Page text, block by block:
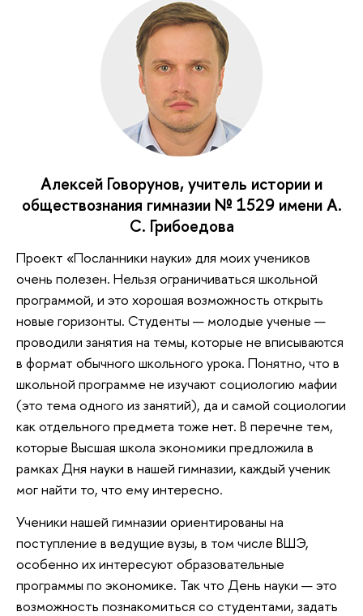
Алексей Говорунов, учитель истории и
обществознания гимназии № 1529 имени А.
С. Грибоедова
Проект «Посланники науки» для моих учеников
очень полезен. Нельзя ограничиваться школьной
программой, и это хорошая возможность открыть
новые горизонты. Студенты — молодые ученые —
проводили занятия на темы, которые не вписываются
в формат обычного школьного урока. Понятно, что в
школьной программе не изучают социологию мафии
(это тема одного из занятий), да и самой социологии
как отдельного предмета тоже нет. В перечне тем,
которые Высшая школа экономики предложила в
рамках Дня науки в нашей гимназии, каждый ученик
мог найти то, что ему интересно.
Ученики нашей гимназии ориентированы на
поступление в ведущие вузы, в том числе ВШЭ,
особенно их интересуют образовательные
программы по экономике. Так что День науки — это
возможность познакомиться со студентами, задать